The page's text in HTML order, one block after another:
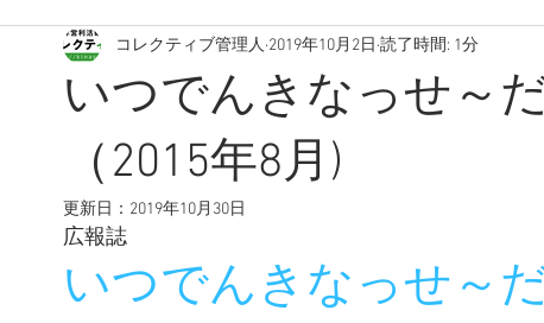
ライフサポート訪問看護ステーション
いつでんきなっせ～
（2015年8月)
コレクティブ管理人 2019年10月2日 読了時間: 1分
更新日： 2019年10月30日
広報誌
いつでんきなっせ～